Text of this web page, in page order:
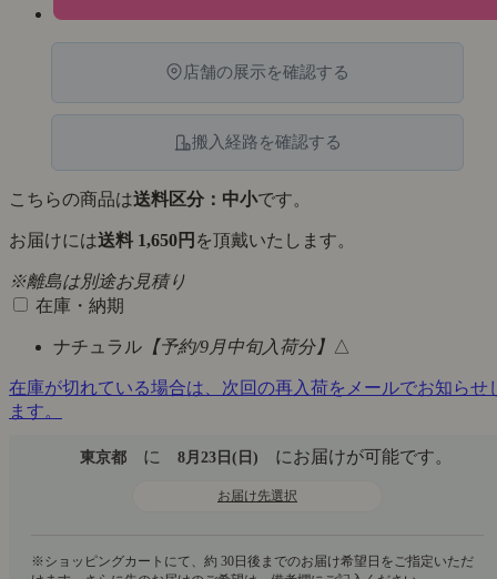
店舗の展示を確認する
搬入経路を確認する
こちらの商品は送料区分：中小です。
お届けには送料 1,650円 を頂戴いたします。
※離島は別途お見積り
在庫・納期
ナチュラル 【予約/9月中旬入荷分】 △
在庫が切れている場合は、次回の再入荷をメールでお知らせ
ます。
東京都 に 8月23日(日) にお届けが可能です。
お届け先選択